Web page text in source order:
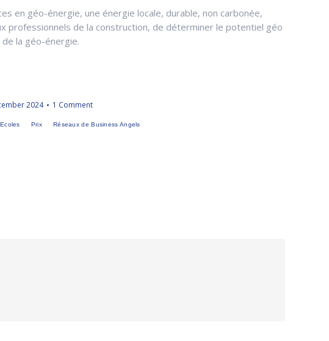
en géo-énergie, une énergie locale, durable, non carbonée,
professionnels de la construction, de déterminer le potentiel géo
la géo-énergie.
2024
1 Comment
Prix Réseaux de Business Angels